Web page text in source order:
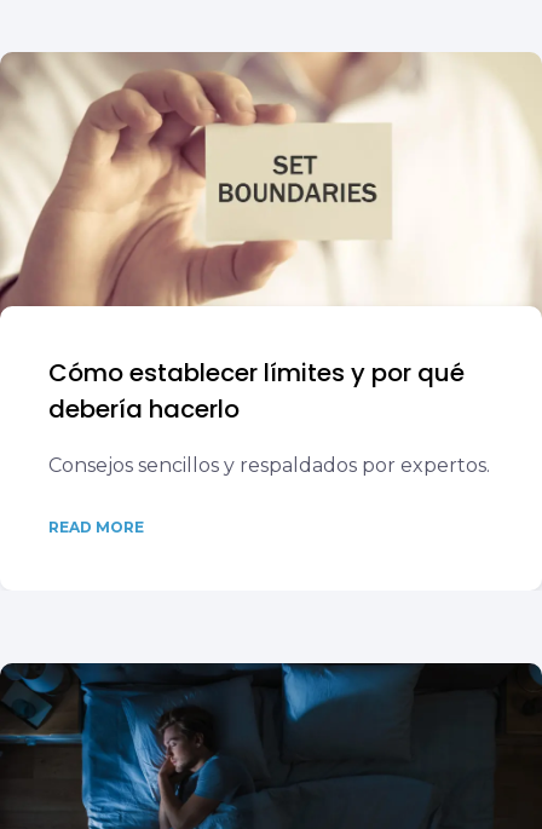
Cómo establecer límites y por qué
debería hacerlo
Consejos sencillos y respaldados por expertos.
READ MORE